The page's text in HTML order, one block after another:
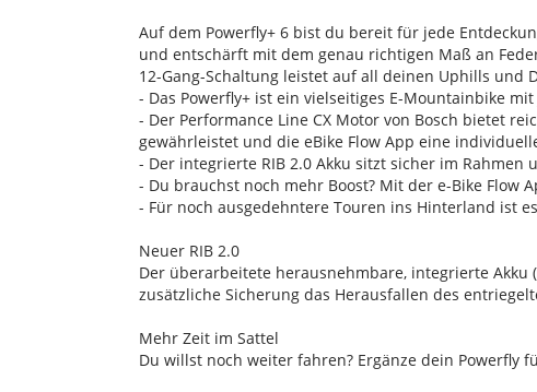
Auf dem Powerfly+ 6 bist du bereit für jede
und entschärft mit dem genau richtigen Maß an
12-Gang-Schaltung leistet auf all deinen Uphills und
- Das Powerfly+ ist ein vielseitiges E-Mountainbike
- Der Performance Line CX Motor von Bosch bietet
gewährleistet und die eBike Flow App eine
- Der integrierte RIB 2.0 Akku sitzt sicher im
- Du brauchst noch mehr Boost? Mit der e-Bike Flow
- Für noch ausgedehntere Touren ins Hinterland ist
Neuer RIB 2.0
Der überarbeitete herausnehmbare, integrierte Akku
zusätzliche Sicherung das Herausfallen des
Mehr Zeit im Sattel
Du willst noch weiter fahren? Ergänze dein Powerfly